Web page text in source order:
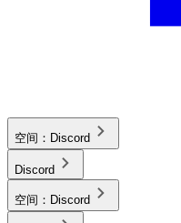
空间： Discord
Discord
空间： Discord